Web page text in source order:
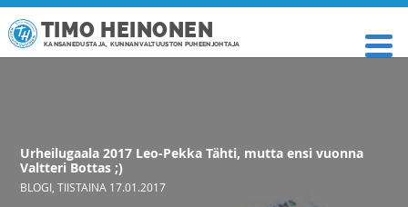
TIMO HEINONEN
KANSANEDUSTAJA, KUNNANVALTUUSTON PUHEENJOHTAJA
Urheilugaala 2017 Leo-Pekka Tähti, mutta ensi vuonna
Valtteri Bottas ;)
BLOGI ,TIISTAINA 17.01.2017